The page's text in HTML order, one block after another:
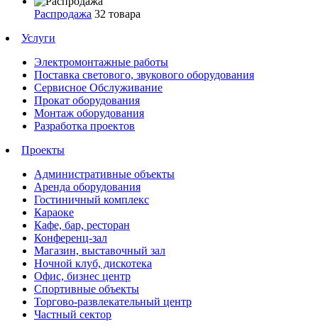
Распродажа 32 товара
Услуги
Электромонтажные работы
Поставка светового, звукового оборудования
Сервисное Обслуживание
Прокат оборудования
Монтаж оборудования
Разработка проектов
Проекты
Административные объекты
Аренда оборудования
Гостиничный комплекс
Караоке
Кафе, бар, ресторан
Конференц-зал
Магазин, выставочный зал
Ночной клуб, дискотека
Офис, бизнес центр
Спортивные объекты
Торгово-развлекательный центр
Частный сектор